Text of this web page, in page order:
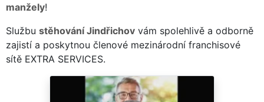
manžely!
Službu stěhování Jindřichov vám spolehlivě a odborně
zajistí a poskytnou členové mezinárodní franchisové
sítě EXTRA SERVICES.